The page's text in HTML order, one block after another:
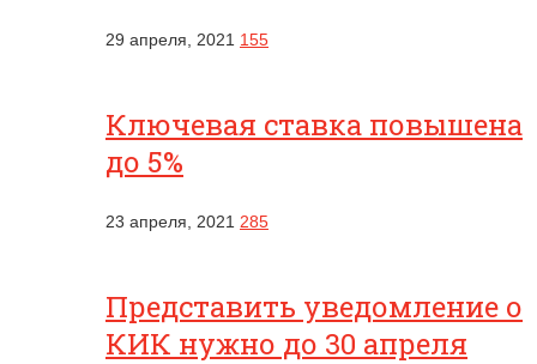
29 апреля, 2021 155
Ключевая ставка повышена
до 5%
23 апреля, 2021 285
Представить уведомление о
КИК нужно до 30 апреля